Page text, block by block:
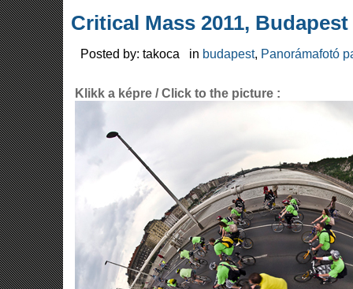
Critical Mass 2011, Budapest
Posted by: takoca in budapest, Panorámafotó
Klikk a képre / Click to the picture :